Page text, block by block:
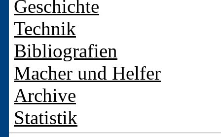
Geschichte
Technik
Bibliografien
Macher und Helfer
Archive
Statistik